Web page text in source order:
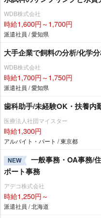
WDB株式会社
時給1,600円～1,700円
派遣社員 / 愛知県
大手企業で飼料の分析/化学
WDB株式会社
時給1,700円～1,750円
派遣社員 / 愛知県
歯科助手/未経験OK・扶養内
医療法人社団マイスター
時給1,300円
アルバイト・パート / 東京都
NEW
一般事務・OA事務/
ポート事務
アデコ株式会社
時給1,250円～
派遣社員 / 北海道